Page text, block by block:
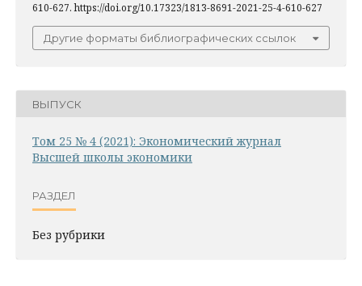
610-627. https://doi.org/10.17323/1813-8691-2021-25-4-610-627
Другие форматы библиографических ссылок
ВЫПУСК
Том 25 № 4 (2021): Экономический журнал
Высшей школы экономики
РАЗДЕЛ
Без рубрики